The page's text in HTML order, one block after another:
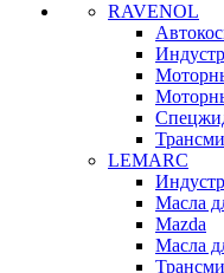
RAVENOL
LEMARC
Масла
Mazda
Масла